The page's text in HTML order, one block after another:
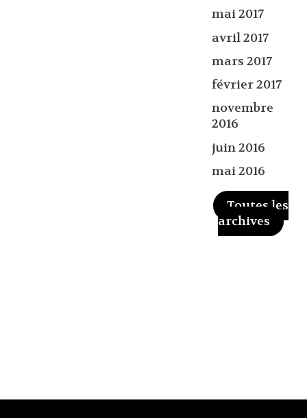
mai 2017
avril 2017
mars 2017
février 2017
novembre
2016
juin 2016
mai 2016
Toutes les
archives